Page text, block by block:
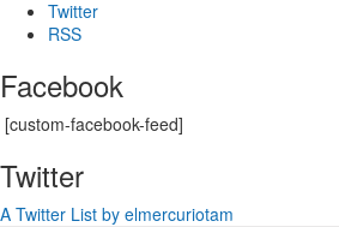
Twitter
RSS
Facebook
[custom-facebook-feed]
Twitter
A Twitter List by elmercuriotam